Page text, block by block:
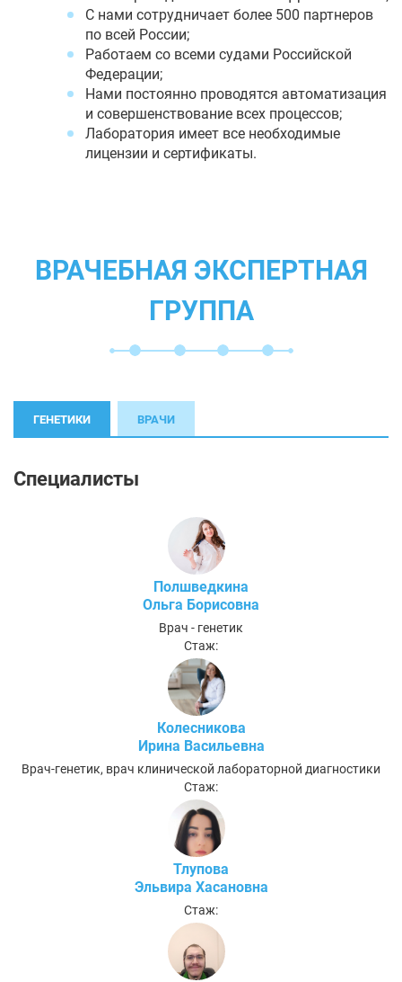
С нами сотрудничает более 500 партнеров
по всей России;
Работаем со всеми судами Российской
Федерации;
Нами постоянно проводятся автоматизация
и совершенствование всех процессов;
Лаборатория имеет все необходимые
лицензии и сертификаты.
ВРАЧЕБНАЯ ЭКСПЕРТНАЯ
ГРУППА
ГЕНЕТИКИ ВРАЧИ
Специалисты
Полшведкина
Ольга Борисовна
Врач - генетик
Стаж:
Колесникова
Ирина Васильевна
Врач-генетик, врач клинической лабораторной диагностики
Стаж:
Тлупова
Эльвира Хасановна
Стаж: